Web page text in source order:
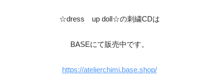
☆dress up doll☆の刺繍CDは
BASEにて販売中です。
https://atelierchimi.base.shop/